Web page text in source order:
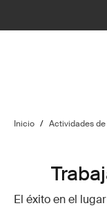
Inicio / Actividades
El éxito en el